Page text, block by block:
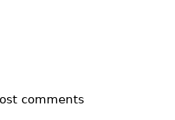
din parcare
comments